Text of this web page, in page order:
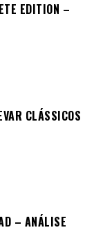
EDITION –
CLÁSSICOS
– ANÁLISE